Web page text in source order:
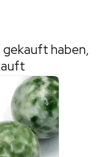
gekauft haben,